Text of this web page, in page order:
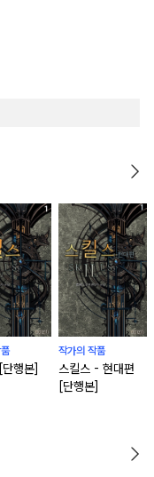
행본]
작가의 작품
스킬스 - 현대편
[단행본]